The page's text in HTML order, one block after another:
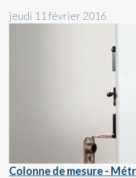
jeudi 11 février 2016
Colonne de mesure -